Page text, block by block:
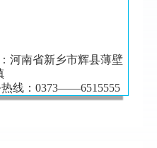
河南省新乡市辉县薄壁
线：0373——6515555